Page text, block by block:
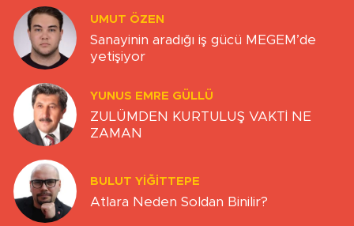
UMUT ÖZEN
Sanayinin aradığı iş gücü MEGEM’de
yetişiyor
YUNUS EMRE GÜLLÜ
ZULÜMDEN KURTULUŞ VAKTİ NE
ZAMAN
BULUT YİĞİTTEPE
Atlara Neden Soldan Binilir?